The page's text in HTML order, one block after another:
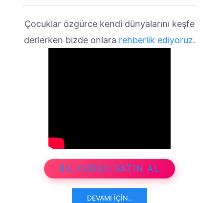
Çocuklar özgürce kendi dünyalarını keşfe
derlerken bizde onlara rehberlik ediyoruz.
BU KURSU SATIN AL
DEVAMI İÇIN..